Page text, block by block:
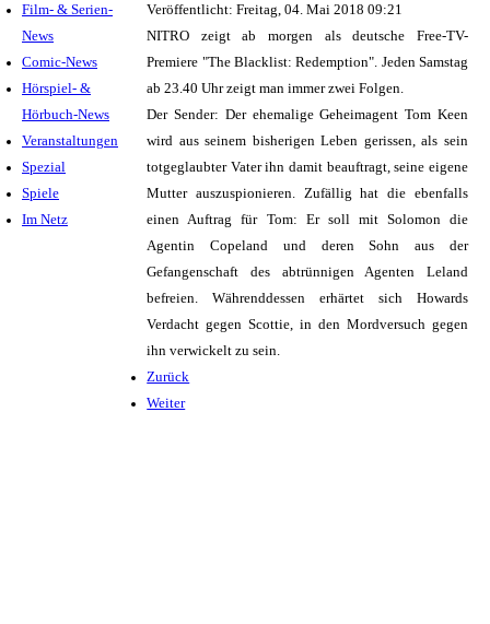
Film- & Serien-
News
Comic-News
Hörspiel- &
Hörbuch-News
Veranstaltungen
Spezial
Spiele
Im Netz
Veröffentlicht: Freitag, 04. Mai 2018 09:21
NITRO zeigt ab morgen als deutsche Free-TV-
Premiere "The Blacklist: Redemption". Jeden Samstag
ab 23.40 Uhr zeigt man immer zwei Folgen.
Der Sender: Der ehemalige Geheimagent Tom Keen
wird aus seinem bisherigen Leben gerissen, als sein
totgeglaubter Vater ihn damit beauftragt, seine eigene
Mutter auszuspionieren. Zufällig hat die ebenfalls
einen Auftrag für Tom: Er soll mit Solomon die
Agentin Copeland und deren Sohn aus der
Gefangenschaft des abtrünnigen Agenten Leland
befreien. Währenddessen erhärtet sich Howards
Verdacht gegen Scottie, in den Mordversuch gegen
ihn verwickelt zu sein.
Zurück
Weiter